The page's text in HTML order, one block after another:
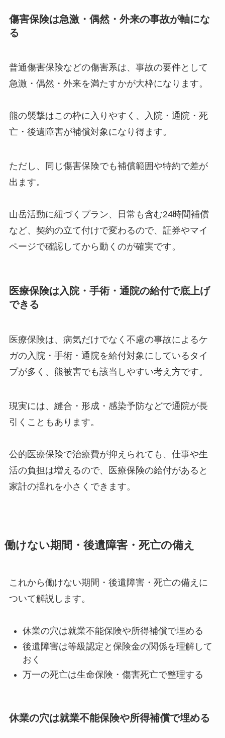
傷害保険は急激・偶然・外来の事故が軸にな
る
普通傷害保険などの傷害系は、事故の要件として
急激・偶然・外来を満たすかが大枠になります。
熊の襲撃はこの枠に入りやすく、入院・通院・死
亡・後遺障害が補償対象になり得ます。
ただし、同じ傷害保険でも補償範囲や特約で差が
出ます。
山岳活動に紐づくプラン、日常も含む24時間補償
など、契約の立て付けで変わるので、証券やマイ
ページで確認してから動くのが確実です。
医療保険は入院・手術・通院の給付で底上げ
できる
医療保険は、病気だけでなく不慮の事故によるケ
ガの入院・手術・通院を給付対象にしているタイ
プが多く、熊被害でも該当しやすい考え方です。
現実には、縫合・形成・感染予防などで通院が長
引くこともあります。
公的医療保険で治療費が抑えられても、仕事や生
活の負担は増えるので、医療保険の給付があると
家計の揺れを小さくできます。
働けない期間・後遺障害・死亡の備え
これから働けない期間・後遺障害・死亡の備えに
ついて解説します。
休業の穴は就業不能保険や所得補償で埋める
後遺障害は等級認定と保険金の関係を理解して
おく
万一の死亡は生命保険・傷害死亡で整理する
休業の穴は就業不能保険や所得補償で埋める